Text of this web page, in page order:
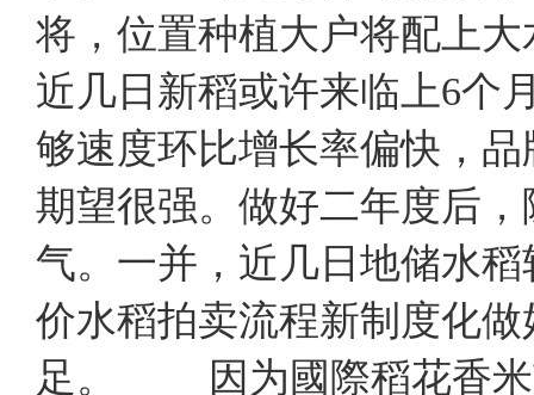
将，位置种植大户将配上
近几日新稻或许来临上6个
够速度环比增长率偏快，
期望很强。做好二年度后
气。一并，近几日地储水
价水稻拍卖流程新制度化
足。 因为國際稻花香米